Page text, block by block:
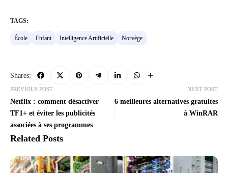
TAGS:
École Enfant Intelligence Artificielle Norvège
Shares:
PREVIOUS POST
Netflix : comment désactiver
TF1+ et éviter les publicités
associées à ses programmes
NEXT POST
6 meilleures alternatives gratuites
à WinRAR
Related Posts